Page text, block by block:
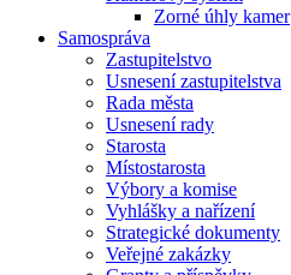
Zorné úhly kamer
Samospráva
Zastupitelstvo
Usnesení zastupitelstva
Rada města
Usnesení rady
Starosta
Místostarosta
Výbory a komise
Vyhlášky a nařízení
Strategické dokumenty
Veřejné zakázky